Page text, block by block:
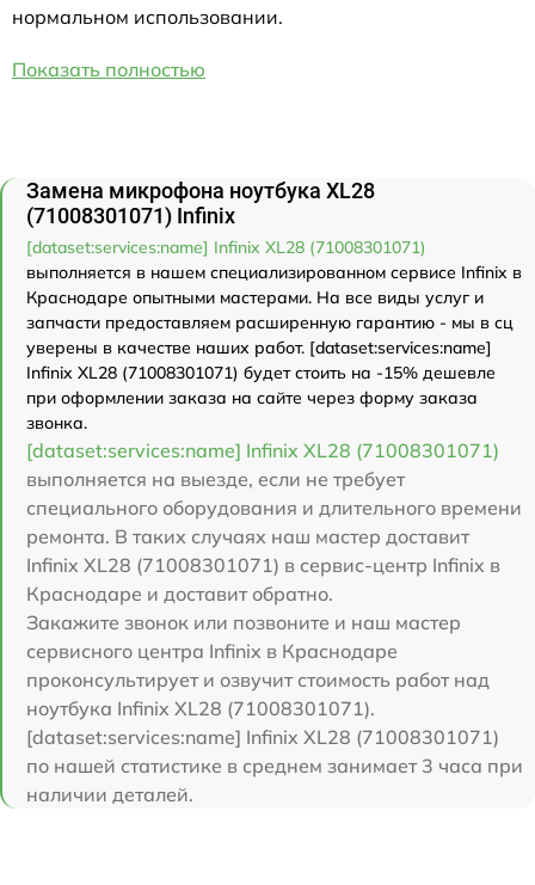
нормальном использовании.
Показать полностью
Замена микрофона ноутбука XL28
(71008301071) Infinix
[dataset:services:name] Infinix XL28 (71008301071)
выполняется в нашем специализированном сервисе Infinix в
Краснодаре опытными мастерами. На все виды услуг и
запчасти предоставляем расширенную гарантию - мы в сц
уверены в качестве наших работ. [dataset:services:name]
Infinix XL28 (71008301071) будет стоить на -15% дешевле
при оформлении заказа на сайте через форму заказа
звонка.
[dataset:services:name] Infinix XL28 (71008301071)
выполняется на выезде, если не требует
специального оборудования и длительного времени
ремонта. В таких случаях наш мастер доставит
Infinix XL28 (71008301071) в сервис-центр Infinix в
Краснодаре и доставит обратно.
Закажите звонок или позвоните и наш мастер
сервисного центра Infinix в Краснодаре
проконсультирует и озвучит стоимость работ над
ноутбука Infinix XL28 (71008301071).
[dataset:services:name] Infinix XL28 (71008301071)
по нашей статистике в среднем занимает 3 часа при
наличии деталей.